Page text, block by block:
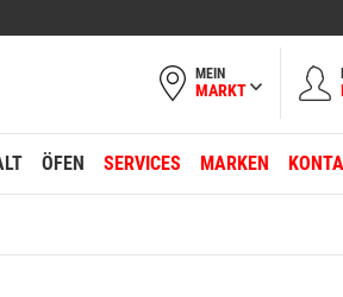
MEIN
MARKT
ÖFEN SERVICES MARKEN